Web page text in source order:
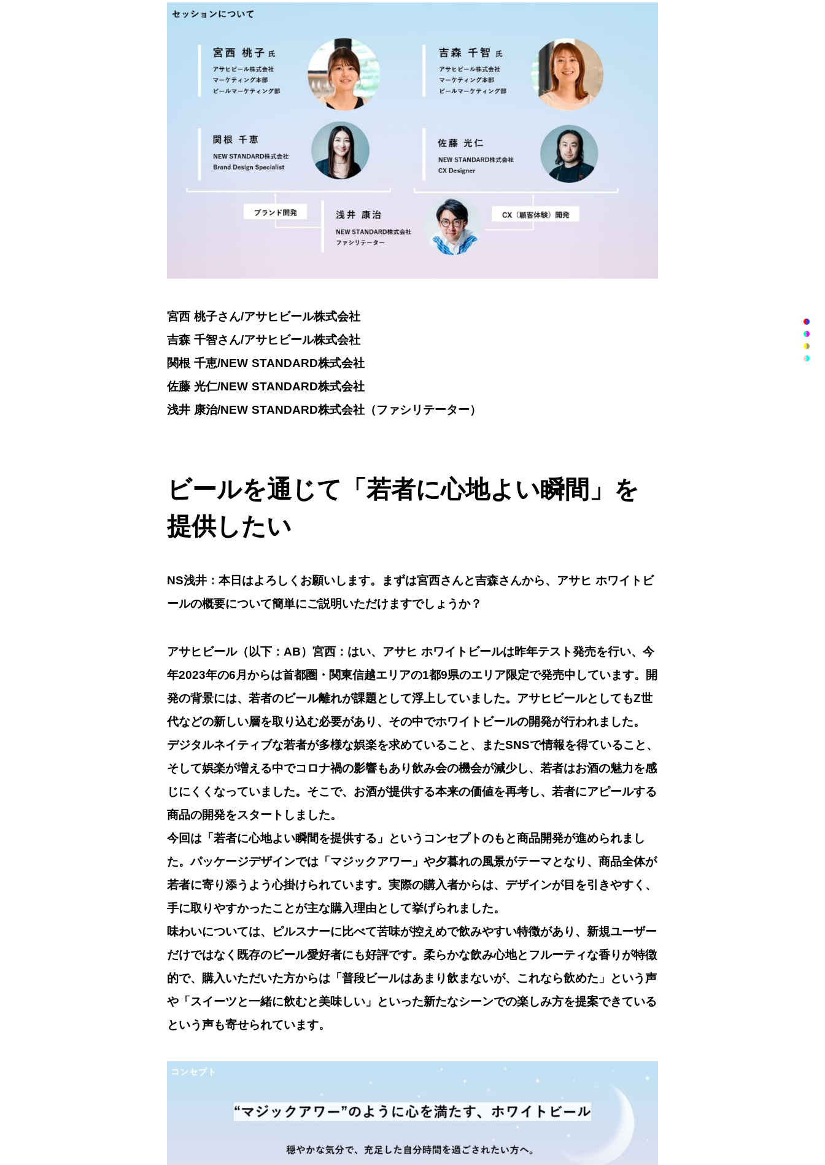
宮西 桃子さん/アサヒビール株式会社
吉森 千智さん/アサヒビール株式会社
関根 千恵/NEW STANDARD株式会社
佐藤 光仁/NEW STANDARD株式会社
浅井 康治/NEW STANDARD株式会社（ファシリテーター）
ビールを通じて「若者に心地よい瞬間」を
提供したい
NS浅井：本日はよろしくお願いします。まずは宮西さんと吉森さんから、アサヒ ホワイトビ
ールの概要について簡単にご説明いただけますでしょうか？
アサヒビール（以下：AB）宮西：はい、アサヒ ホワイトビールは昨年テスト発売を行い、今
年2023年の6月からは首都圏・関東信越エリアの1都9県のエリア限定で発売中しています。開
発の背景には、若者のビール離れが課題として浮上していました。アサヒビールとしてもZ世
代などの新しい層を取り込む必要があり、その中でホワイトビールの開発が行われました。
デジタルネイティブな若者が多様な娯楽を求めていること、またSNSで情報を得ていること、
そして娯楽が増える中でコロナ禍の影響もあり飲み会の機会が減少し、若者はお酒の魅力を感
じにくくなっていました。そこで、お酒が提供する本来の価値を再考し、若者にアピールする
商品の開発をスタートしました。
今回は「若者に心地よい瞬間を提供する」というコンセプトのもと商品開発が進められまし
た。パッケージデザインでは「マジックアワー」や夕暮れの風景がテーマとなり、商品全体が
若者に寄り添うよう心掛けられています。実際の購入者からは、デザインが目を引きやすく、
手に取りやすかったことが主な購入理由として挙げられました。
味わいについては、ピルスナーに比べて苦味が控えめで飲みやすい特徴があり、新規ユーザー
だけではなく既存のビール愛好者にも好評です。柔らかな飲み心地とフルーティな香りが特徴
的で、購入いただいた方からは「普段ビールはあまり飲まないが、これなら飲めた」という声
や「スイーツと一緒に飲むと美味しい」といった新たなシーンでの楽しみ方を提案できている
という声も寄せられています。